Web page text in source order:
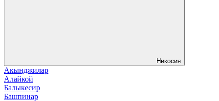
Никосия
Акынджилар
Алайкой
Балыкесир
Башпинар